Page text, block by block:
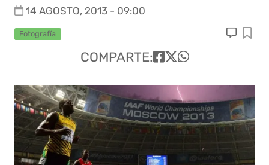
14 AGOSTO, 2013 - 09:00
Fotografía
COMPARTE: